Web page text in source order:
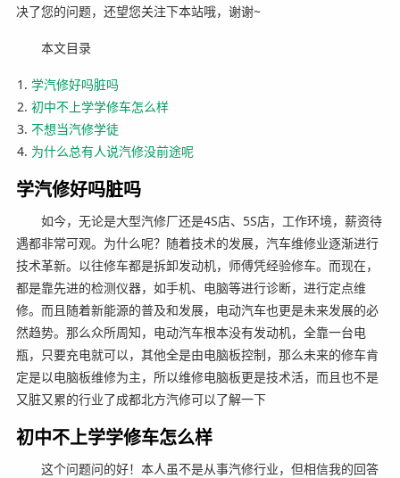
决了您的问题，还望您关注下本站哦，谢谢~
本文目录
学汽修好吗脏吗
初中不上学学修车怎么样
不想当汽修学徒
为什么总有人说汽修没前途呢
学汽修好吗脏吗
如今，无论是大型汽修厂还是4S店、5S店，工作环境，薪资待
遇都非常可观。为什么呢？随着技术的发展，汽车维修业逐渐进行
技术革新。以往修车都是拆卸发动机，师傅凭经验修车。而现在，
都是靠先进的检测仪器，如手机、电脑等进行诊断，进行定点维
修。而且随着新能源的普及和发展，电动汽车也更是未来发展的必
然趋势。那么众所周知，电动汽车根本没有发动机，全靠一台电
瓶，只要充电就可以，其他全是由电脑板控制，那么未来的修车肯
定是以电脑板维修为主，所以维修电脑板更是技术活，而且也不是
又脏又累的行业了成都北方汽修可以了解一下
初中不上学学修车怎么样
这个问题问的好！本人虽不是从事汽修行业，但相信我的回答